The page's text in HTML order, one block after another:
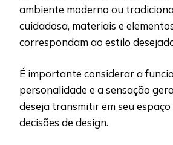
ambiente moderno ou
cuidadosa, materiais e
correspondam ao estilo
É importante considerar a
personalidade e a sensação
deseja transmitir em seu
decisões de design.